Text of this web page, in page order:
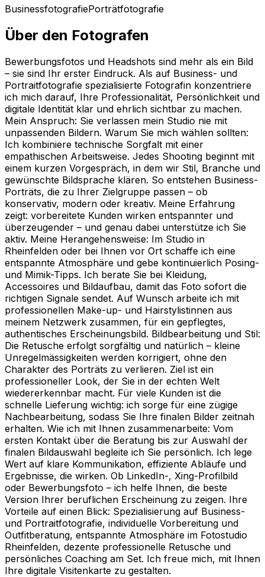
BusinessfotografiePorträtfotografie
Über den Fotografen
Bewerbungsfotos und Headshots sind mehr als ein Bild
– sie sind Ihr erster Eindruck. Als auf Business- und
Portraitfotografie spezialisierte Fotografin konzentriere
ich mich darauf, Ihre Professionalität, Persönlichkeit und
digitale Identität klar und ehrlich sichtbar zu machen.
Mein Anspruch: Sie verlassen mein Studio nie mit
unpassenden Bildern. Warum Sie mich wählen sollten:
Ich kombiniere technische Sorgfalt mit einer
empathischen Arbeitsweise. Jedes Shooting beginnt mit
einem kurzen Vorgespräch, in dem wir Stil, Branche und
gewünschte Bildsprache klären. So entstehen Business-
Porträts, die zu Ihrer Zielgruppe passen – ob
konservativ, modern oder kreativ. Meine Erfahrung
zeigt: vorbereitete Kunden wirken entspannter und
überzeugender – und genau dabei unterstütze ich Sie
aktiv. Meine Herangehensweise: Im Studio in
Rheinfelden oder bei Ihnen vor Ort schaffe ich eine
entspannte Atmosphäre und gebe kontinuierlich Posing-
und Mimik-Tipps. Ich berate Sie bei Kleidung,
Accessoires und Bildaufbau, damit das Foto sofort die
richtigen Signale sendet. Auf Wunsch arbeite ich mit
professionellen Make-up- und Hairstylistinnen aus
meinem Netzwerk zusammen, für ein gepflegtes,
authentisches Erscheinungsbild. Bildbearbeitung und Stil:
Die Retusche erfolgt sorgfältig und natürlich – kleine
Unregelmässigkeiten werden korrigiert, ohne den
Charakter des Porträts zu verlieren. Ziel ist ein
professioneller Look, der Sie in der echten Welt
wiedererkennbar macht. Für viele Kunden ist die
schnelle Lieferung wichtig: ich sorge für eine zügige
Nachbearbeitung, sodass Sie Ihre finalen Bilder zeitnah
erhalten. Wie ich mit Ihnen zusammenarbeite: Vom
ersten Kontakt über die Beratung bis zur Auswahl der
finalen Bildauswahl begleite ich Sie persönlich. Ich lege
Wert auf klare Kommunikation, effiziente Abläufe und
Ergebnisse, die wirken. Ob LinkedIn-, Xing-Profilbild
oder Bewerbungsfoto – ich helfe Ihnen, die beste
Version Ihrer beruflichen Erscheinung zu zeigen. Ihre
Vorteile auf einen Blick: Spezialisierung auf Business-
und Portraitfotografie, individuelle Vorbereitung und
Outfitberatung, entspannte Atmosphäre im Fotostudio
Rheinfelden, dezente professionelle Retusche und
persönliches Coaching am Set. Ich freue mich, mit Ihnen
Ihre digitale Visitenkarte zu gestalten.